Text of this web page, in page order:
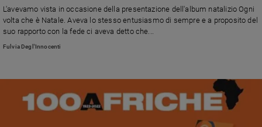
L'avevamo vista in occasione della presentazione dell'album natalizio Ogni
volta che è Natale. Aveva lo stesso entusiasmo di sempre e a proposito del
suo rapporto con la fede ci aveva detto che...
Fulvia Degl'Innocenti